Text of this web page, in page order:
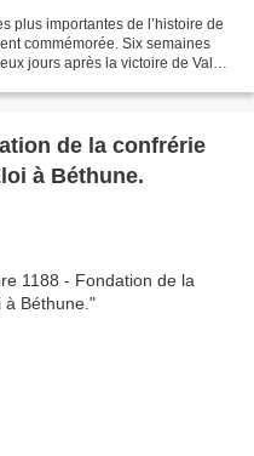
plus importantes de l’histoire de
commémorée. Six semaines
jours après la victoire de Valmy,
de la confrérie
à Béthune.